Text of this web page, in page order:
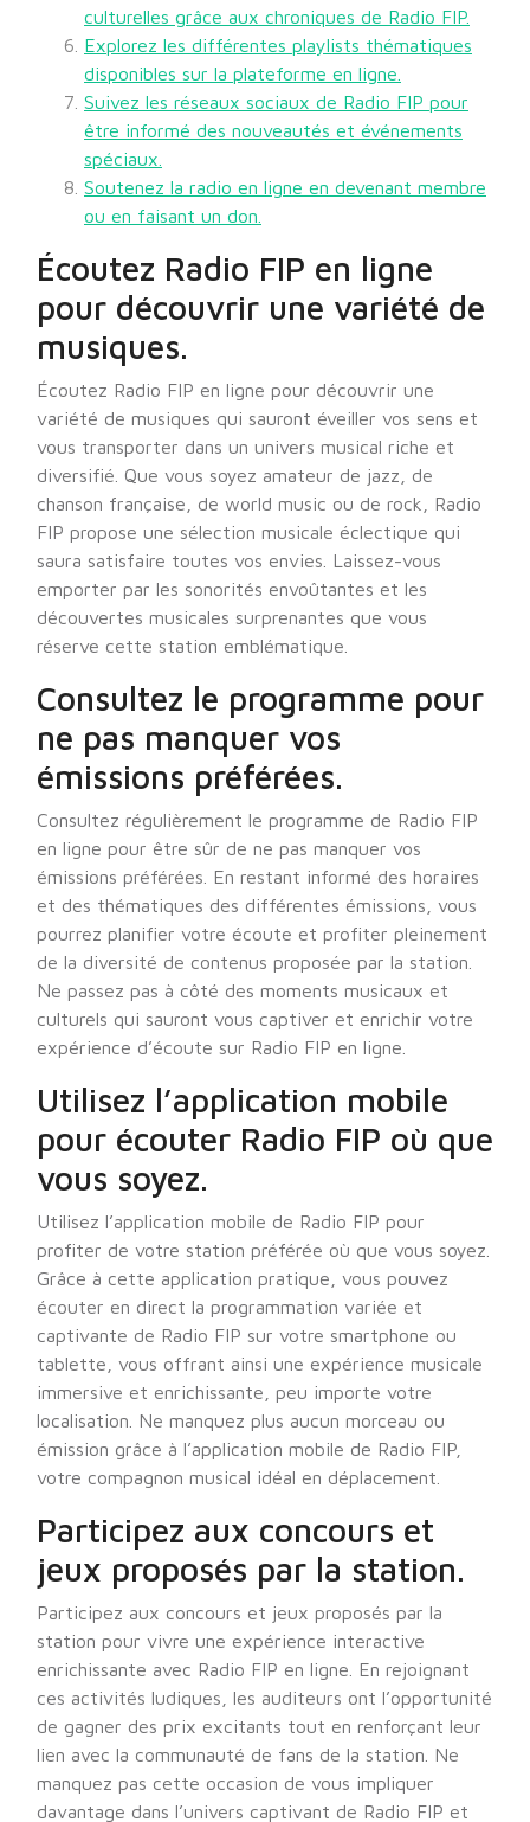
culturelles grâce aux chroniques de Radio FIP.
Explorez les différentes playlists thématiques
disponibles sur la plateforme en ligne.
Suivez les réseaux sociaux de Radio FIP pour
être informé des nouveautés et événements
spéciaux.
Soutenez la radio en ligne en devenant membre
ou en faisant un don.
Écoutez Radio FIP en ligne
pour découvrir une variété de
musiques.
Écoutez Radio FIP en ligne pour découvrir une
variété de musiques qui sauront éveiller vos sens et
vous transporter dans un univers musical riche et
diversifié. Que vous soyez amateur de jazz, de
chanson française, de world music ou de rock, Radio
FIP propose une sélection musicale éclectique qui
saura satisfaire toutes vos envies. Laissez-vous
emporter par les sonorités envoûtantes et les
découvertes musicales surprenantes que vous
réserve cette station emblématique.
Consultez le programme pour
ne pas manquer vos
émissions préférées.
Consultez régulièrement le programme de Radio FIP
en ligne pour être sûr de ne pas manquer vos
émissions préférées. En restant informé des horaires
et des thématiques des différentes émissions, vous
pourrez planifier votre écoute et profiter pleinement
de la diversité de contenus proposée par la station.
Ne passez pas à côté des moments musicaux et
culturels qui sauront vous captiver et enrichir votre
expérience d’écoute sur Radio FIP en ligne.
Utilisez l’application mobile
pour écouter Radio FIP où que
vous soyez.
Utilisez l’application mobile de Radio FIP pour
profiter de votre station préférée où que vous soyez.
Grâce à cette application pratique, vous pouvez
écouter en direct la programmation variée et
captivante de Radio FIP sur votre smartphone ou
tablette, vous offrant ainsi une expérience musicale
immersive et enrichissante, peu importe votre
localisation. Ne manquez plus aucun morceau ou
émission grâce à l’application mobile de Radio FIP,
votre compagnon musical idéal en déplacement.
Participez aux concours et
jeux proposés par la station.
Participez aux concours et jeux proposés par la
station pour vivre une expérience interactive
enrichissante avec Radio FIP en ligne. En rejoignant
ces activités ludiques, les auditeurs ont l’opportunité
de gagner des prix excitants tout en renforçant leur
lien avec la communauté de fans de la station. Ne
manquez pas cette occasion de vous impliquer
davantage dans l’univers captivant de Radio FIP et